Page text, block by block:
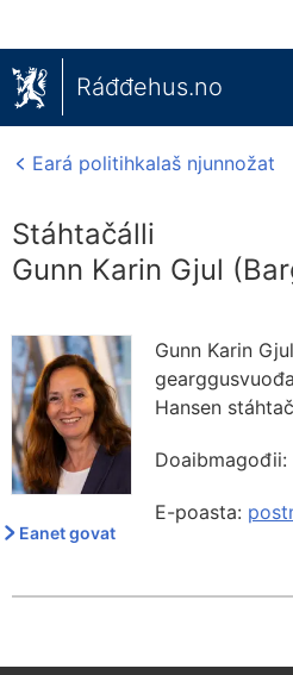
Ráđđehus.no
Eará politihkalaš njunnožat
Stáhtačálli
Gunn Karin Gjul
Eanet govat
Gunn Karin
Hansen
Doaibmagođii:
E-poasta: